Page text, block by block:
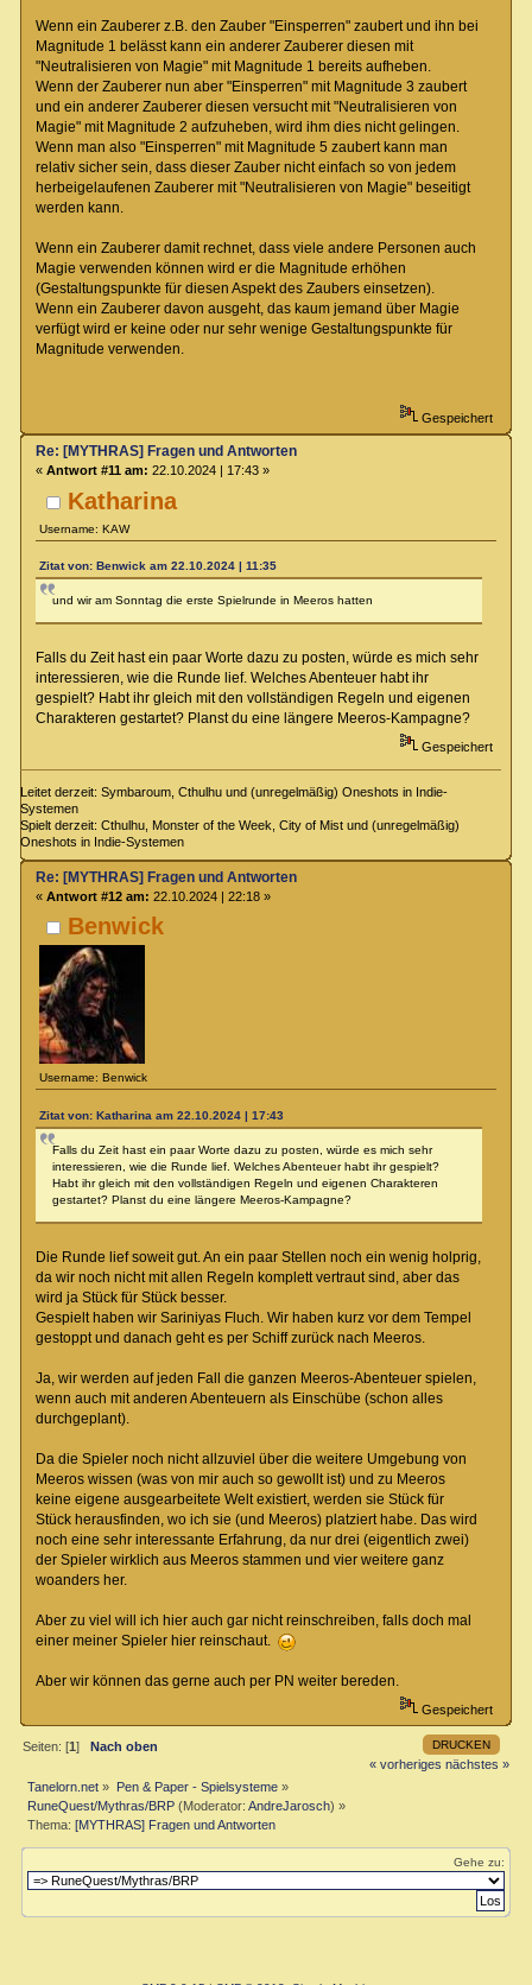
Wenn ein Zauberer z.B. den Zauber "Einsperren" zaubert und ihn bei
Magnitude 1 belässt kann ein anderer Zauberer diesen mit
"Neutralisieren von Magie" mit Magnitude 1 bereits aufheben.
Wenn der Zauberer nun aber "Einsperren" mit Magnitude 3 zaubert
und ein anderer Zauberer diesen versucht mit "Neutralisieren von
Magie" mit Magnitude 2 aufzuheben, wird ihm dies nicht gelingen.
Wenn man also "Einsperren" mit Magnitude 5 zaubert kann man
relativ sicher sein, dass dieser Zauber nicht einfach so von jedem
herbeigelaufenen Zauberer mit "Neutralisieren von Magie" beseitigt
werden kann.
Wenn ein Zauberer damit rechnet, dass viele andere Personen auch
Magie verwenden können wird er die Magnitude erhöhen
(Gestaltungspunkte für diesen Aspekt des Zaubers einsetzen).
Wenn ein Zauberer davon ausgeht, das kaum jemand über Magie
verfügt wird er keine oder nur sehr wenige Gestaltungspunkte für
Magnitude verwenden.
Gespeichert
Katharina
Username: KAW
Re: [MYTHRAS] Fragen und Antworten
« Antwort #11 am: 22.10.2024 | 17:43 »
Zitat von: Benwick am 22.10.2024 | 11:35
und wir am Sonntag die erste Spielrunde in Meeros hatten
Falls du Zeit hast ein paar Worte dazu zu posten, würde es mich sehr
interessieren, wie die Runde lief. Welches Abenteuer habt ihr
gespielt? Habt ihr gleich mit den vollständigen Regeln und eigenen
Charakteren gestartet? Planst du eine längere Meeros-Kampagne?
Gespeichert
Leitet derzeit: Symbaroum, Cthulhu und (unregelmäßig) Oneshots in Indie-
Systemen
Spielt derzeit: Cthulhu, Monster of the Week, City of Mist und (unregelmäßig)
Oneshots in Indie-Systemen
Benwick
Username: Benwick
Re: [MYTHRAS] Fragen und Antworten
« Antwort #12 am: 22.10.2024 | 22:18 »
Zitat von: Katharina am 22.10.2024 | 17:43
Falls du Zeit hast ein paar Worte dazu zu posten, würde es mich sehr
interessieren, wie die Runde lief. Welches Abenteuer habt ihr gespielt?
Habt ihr gleich mit den vollständigen Regeln und eigenen Charakteren
gestartet? Planst du eine längere Meeros-Kampagne?
Die Runde lief soweit gut. An ein paar Stellen noch ein wenig holprig,
da wir noch nicht mit allen Regeln komplett vertraut sind, aber das
wird ja Stück für Stück besser.
Gespielt haben wir Sariniyas Fluch. Wir haben kurz vor dem Tempel
gestoppt und danach geht es per Schiff zurück nach Meeros.
Ja, wir werden auf jeden Fall die ganzen Meeros-Abenteuer spielen,
wenn auch mit anderen Abenteuern als Einschübe (schon alles
durchgeplant).
Da die Spieler noch nicht allzuviel über die weitere Umgebung von
Meeros wissen (was von mir auch so gewollt ist) und zu Meeros
keine eigene ausgearbeitete Welt existiert, werden sie Stück für
Stück herausfinden, wo ich sie (und Meeros) platziert habe. Das wird
noch eine sehr interessante Erfahrung, da nur drei (eigentlich zwei)
der Spieler wirklich aus Meeros stammen und vier weitere ganz
woanders her.
Aber zu viel will ich hier auch gar nicht reinschreiben, falls doch mal
einer meiner Spieler hier reinschaut.
Aber wir können das gerne auch per PN weiter bereden.
Gespeichert
DRUCKEN
Seiten: [1]Nach oben
« vorheriges nächstes »
Tanelorn.net » Pen & Paper - Spielsysteme»
RuneQuest/Mythras/BRP (Moderator:AndreJarosch) »
Thema: [MYTHRAS] Fragen und Antworten
Gehe zu: